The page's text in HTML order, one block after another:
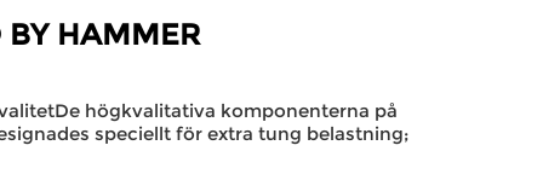
BY HAMMER
högkvalitativa komponenterna på
speciellt för extra tung belastning;